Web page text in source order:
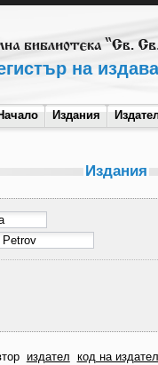
на
Издания
Издания
издател код на издател